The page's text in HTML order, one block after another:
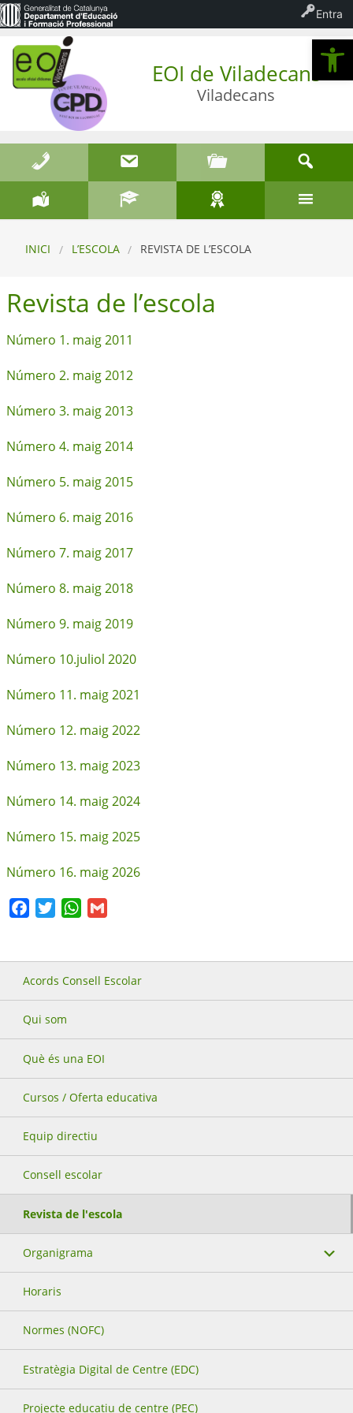
EOI de Viladecans
Viladecans
INICI L’ESCOLA REVISTA DE L’ESCOLA
Revista de l’escola
Número 1. maig 2011
Número 2. maig 2012
Número 3. maig 2013
Número 4. maig 2014
Número 5. maig 2015
Número 6. maig 2016
Número 7. maig 2017
Número 8. maig 2018
Número 9. maig 2019
Número 10.juliol 2020
Número 11. maig 2021
Número 12. maig 2022
Número 13. maig 2023
Número 14. maig 2024
Número 15. maig 2025
Número 16. maig 2026
FacebookTwitterWhatsApp
Acords Consell Escolar
Qui som
Què és una EOI
Cursos / Oferta educativa
Equip directiu
Consell escolar
Revista de l'escola
Organigrama
Horaris
Normes (NOFC)
Estratègia Digital de Centre (EDC)
Projecte educatiu de centre (PEC)
Entra